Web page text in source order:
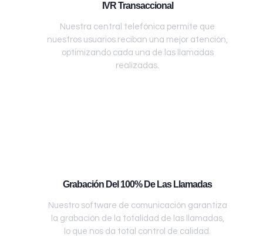
IVR Transaccional
Nuestra central telefónica permite que
nuestros usuarios reciban una mejor atención,
optimizando cada una de las llamadas
realizadas.
Grabación Del 100% De Las Llamadas
Nuestro software de comunicación garantiza
la grabación de la totalidad de las llamadas,
lo que nos da total control de calidad.